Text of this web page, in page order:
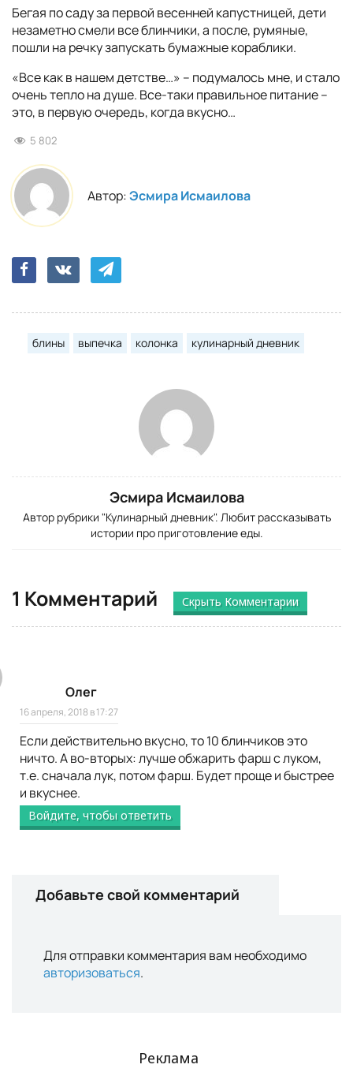
Бегая по саду за первой весенней капустницей, дети
незаметно смели все блинчики, а после, румяные,
пошли на речку запускать бумажные кораблики.
«Все как в нашем детстве…» – подумалось мне, и стало
очень тепло на душе. Все-таки правильное питание –
это, в первую очередь, когда вкусно…
5 802
Автор:Эсмира Исмаилова
блины выпечка колонка кулинарный дневник
Эсмира Исмаилова
Автор рубрики "Кулинарный дневник". Любит рассказывать
истории про приготовление еды.
1 Комментарий Скрыть Комментарии
Олег
16 апреля, 2018 в 17:27
Если действительно вкусно, то 10 блинчиков это
ничто. А во-вторых: лучше обжарить фарш с луком,
т.е. сначала лук, потом фарш. Будет проще и быстрее
и вкуснее.
Войдите, чтобы ответить
Добавьте свой комментарий
Для отправки комментария вам необходимо
авторизоваться.
Реклама